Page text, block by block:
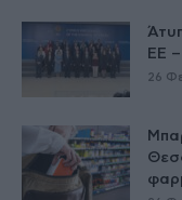
ΕE
26